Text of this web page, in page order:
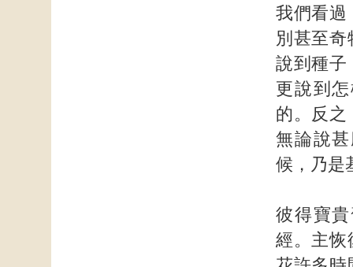
我們看過
別甚至
說到種子
更說到
的。反之
無論說
候，乃是
彼得寶
經。主恢